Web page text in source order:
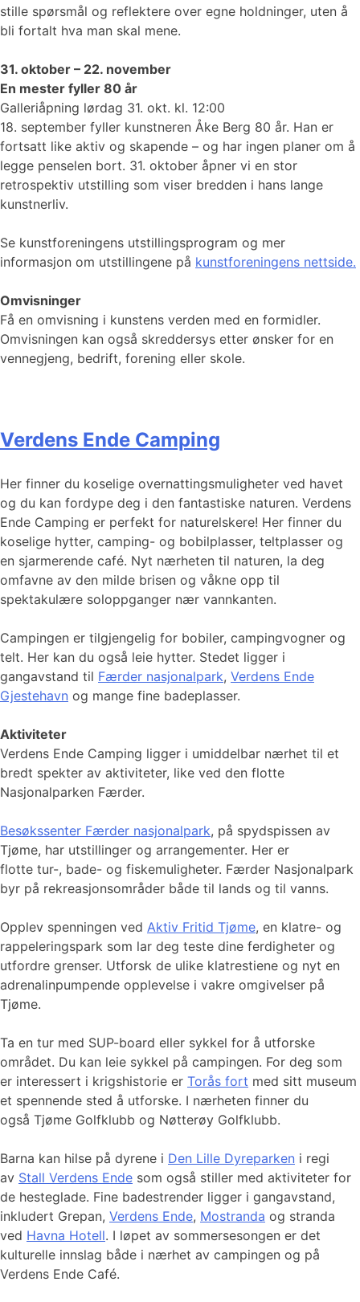
stille spørsmål og reflektere over egne holdninger, uten å
bli fortalt hva man skal mene.
31. oktober – 22. november
En mester fyller 80 år
Galleriåpning lørdag 31. okt. kl. 12:00
18. september fyller kunstneren Åke Berg 80 år. Han er
fortsatt like aktiv og skapende – og har ingen planer om å
legge penselen bort. 31. oktober åpner vi en stor
retrospektiv utstilling som viser bredden i hans lange
kunstnerliv.
Se kunstforeningens utstillingsprogram og mer
informasjon om utstillingene på kunstforeningens nettside.
Omvisninger
Få en omvisning i kunstens verden med en formidler.
Omvisningen kan også skreddersys etter ønsker for en
vennegjeng, bedrift, forening eller skole.
Verdens Ende Camping
Her finner du koselige overnattingsmuligheter ved havet
og du kan fordype deg i den fantastiske naturen. Verdens
Ende Camping er perfekt for naturelskere! Her finner du
koselige hytter, camping- og bobilplasser, teltplasser og
en sjarmerende café. Nyt nærheten til naturen, la deg
omfavne av den milde brisen og våkne opp til
spektakulære soloppganger nær vannkanten.
Campingen er tilgjengelig for bobiler, campingvogner og
telt. Her kan du også leie hytter. Stedet ligger i
gangavstand til Færder nasjonalpark, Verdens Ende
Gjestehavn og mange fine badeplasser.
Aktiviteter
Verdens Ende Camping ligger i umiddelbar nærhet til et
bredt spekter av aktiviteter, like ved den flotte
Nasjonalparken Færder.
Besøkssenter Færder nasjonalpark, på spydspissen av
Tjøme, har utstillinger og arrangementer. Her er
flotte tur-, bade- og fiskemuligheter. Færder Nasjonalpark
byr på rekreasjonsområder både til lands og til vanns.
Opplev spenningen ved Aktiv Fritid Tjøme, en klatre- og
rappeleringspark som lar deg teste dine ferdigheter og
utfordre grenser. Utforsk de ulike klatrestiene og nyt en
adrenalinpumpende opplevelse i vakre omgivelser på
Tjøme.
Ta en tur med SUP-board eller sykkel for å utforske
området. Du kan leie sykkel på campingen. For deg som
er interessert i krigshistorie er Torås fort med sitt museum
et spennende sted å utforske. I nærheten finner du
også Tjøme Golfklubb og Nøtterøy Golfklubb.
Barna kan hilse på dyrene i Den Lille Dyreparken i regi
av Stall Verdens Ende som også stiller med aktiviteter for
de hesteglade. Fine badestrender ligger i gangavstand,
inkludert Grepan, Verdens Ende, Mostranda og stranda
ved Havna Hotell. I løpet av sommersesongen er det
kulturelle innslag både i nærhet av campingen og på
Verdens Ende Café.